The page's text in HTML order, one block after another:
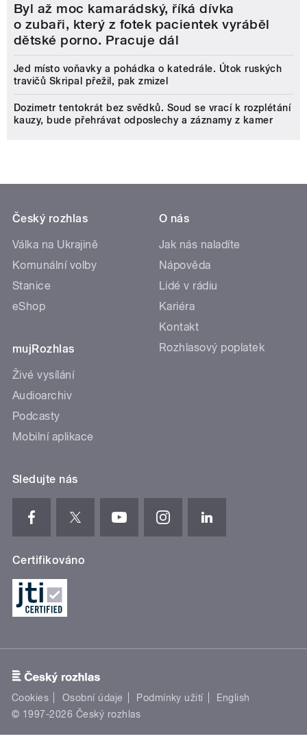
Byl až moc kamarádský, říká dívka
o zubaři, který z fotek pacientek vyráběl
dětské porno. Pracuje dál
Jed místo voňavky a pohádka o katedrále. Útok ruských
travičů Skripal přežil, pak zmizel
Dozimetr tentokrát bez svědků. Soud se vrací k rozplétání
kauzy, bude přehrávat odposlechy a záznamy z kamer
Český rozhlas
Válka na Ukrajině
Komunální volby
Stanice
eShop
mujRozhlas
Živé vysílání
Audioarchiv
Podcasty
Mobilní aplikace
O nás
Jak nás naladíte
Nápověda
Lidé v rádiu
Kariéra
Kontakt
Rozhlasový poplatek
Sledujte nás
Certifikováno
Cookies Osobní údaje Podmínky užití
English
© 1997-2026 Český rozhlas